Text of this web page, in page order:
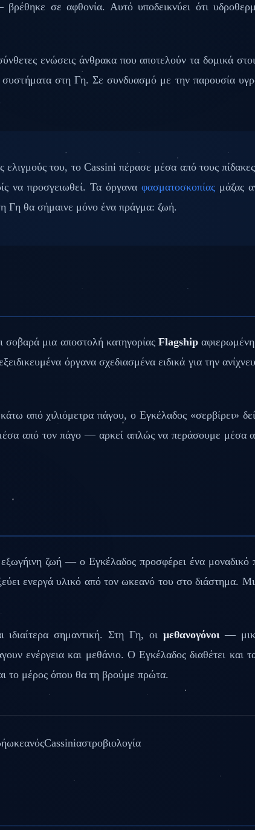
σε αφθονία. Αυτό υποδεικνύει ότι
ενώσεις άνθρακα που αποτελούν τα δομικά
στη Γη. Σε συνδυασμό με την παρουσία
ελιγμούς του, το Cassini πέρασε μέσα από τους
να προσγειωθεί. Τα όργανα φασματοσκοπίας μάζας
Γη θα σήμαινε μόνο ένα πράγμα: ζωή.
σοβαρά μια αποστολή κατηγορίας Flagshipαφιερωμένη
όργανα σχεδιασμένα ειδικά για την
από χιλιόμετρα πάγου, ο Εγκέλαδος «σερβίρει»
από τον πάγο — αρκεί απλώς να περάσουμε
ζωή — ο Εγκέλαδος προσφέρει ένα μοναδικό
ενεργά υλικό από τον ωκεανό του στο διάστημα.
σημαντική. Στη Γη, οι μεθανογόνοι —
ενέργεια και μεθάνιο. Ο Εγκέλαδος διαθέτει
το μέρος όπου θα τη βρούμε πρώτα.
ωκεανόςCassiniαστροβιολογία